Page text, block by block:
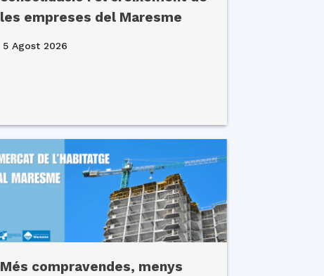
les empreses del Maresme
5 Agost 2026
Més compravendes, menys